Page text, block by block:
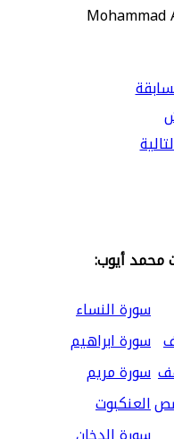
Mohammad
محمد أيوب:
سورة النساء
سورة ابراهيم
سورة مريم
العنكبوت